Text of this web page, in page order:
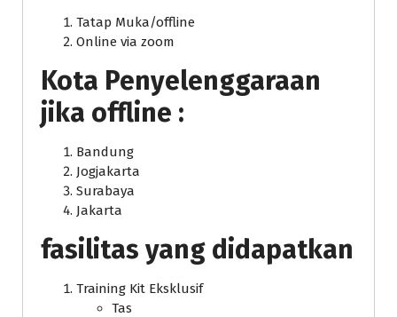
Tatap Muka/offline
Online via zoom
Kota Penyelenggaraan
jika offline :
Bandung
Jogjakarta
Surabaya
Jakarta
fasilitas yang didapatkan
Training Kit Eksklusif
Tas